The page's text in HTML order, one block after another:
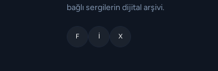
bağlı sergilerin dijital arşivi.
F I X